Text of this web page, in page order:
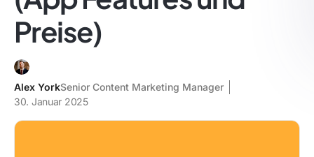
Preise)
Alex YorkSenior Content Marketing Manager
30. Januar 2025